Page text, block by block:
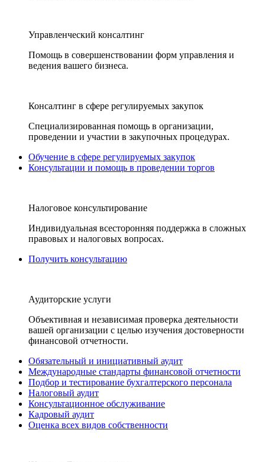
Управленческий консалтинг
Помощь в совершенствовании форм управления и
ведения вашего бизнеса.
Консалтинг в сфере регулируемых закупок
Специализированная помощь в организации,
проведении и участии в закупочных процедурах.
Обучение в сфере регулируемых закупок
Консультации и помощь в проведении торгов
Налоговое консультирование
Индивидуальная всесторонняя поддержка в сложных
правовых и налоговых вопросах.
Получить консультацию
Аудиторские услуги
Объективная и независимая проверка деятельности
вашей организации с целью изучения достоверности
финансовой отчетности.
Обязательный и инициативный аудит
Международные стандарты финансовой отчетности
Подбор и тестирование бухгалтерского персонала
Налоговый аудит
Консультационное обслуживание
Кадровый аудит
Оценка всех видов собственности